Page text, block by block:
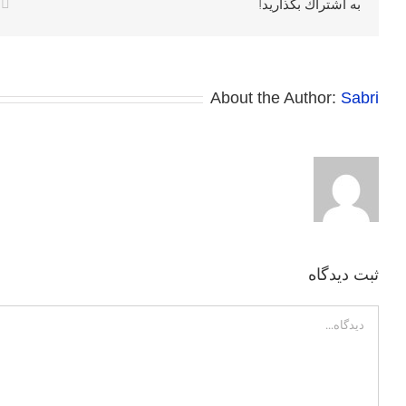
به اشتراك بگذاريد!
About the Author: Sabri
ثبت ديدگاه